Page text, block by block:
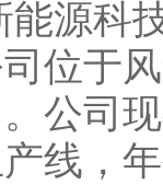
源科
位于
公司
线，